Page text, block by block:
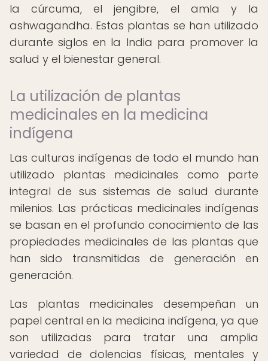
la cúrcuma, el jengibre, el amla y la
ashwagandha. Estas plantas se han utilizado
durante siglos en la India para promover la
salud y el bienestar general.
La utilización de plantas
medicinales en la medicina
indígena
Las culturas indígenas de todo el mundo han
utilizado plantas medicinales como parte
integral de sus sistemas de salud durante
milenios. Las prácticas medicinales indígenas
se basan en el profundo conocimiento de las
propiedades medicinales de las plantas que
han sido transmitidas de generación en
generación.
Las plantas medicinales desempeñan un
papel central en la medicina indígena, ya que
son utilizadas para tratar una amplia
variedad de dolencias físicas, mentales y